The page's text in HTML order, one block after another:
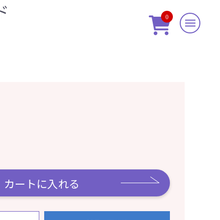
カートに入れる

0